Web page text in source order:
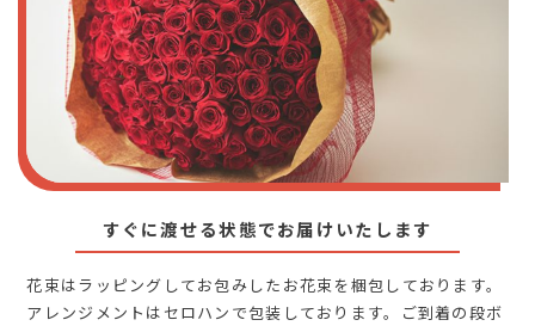
すぐに渡せる状態でお届けいたします
花束はラッピングしてお包みしたお花束を梱包しております。
アレンジメントはセロハンで包装しております。ご到着の段ボ